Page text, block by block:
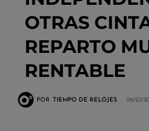
OTRAS
REPARTO
RENTABLE
POR TIEMPO DE RELOJES 06/23/